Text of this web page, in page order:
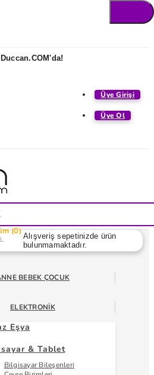
Üye Girişi
Üye Ol
0 Alışveriş sepetinizde ürün
bulunmamaktadır.
BEBEK ÇOCUK
ELEKTRONIK
Eşya
& Tablet
Bilgisayar Bileşenleri